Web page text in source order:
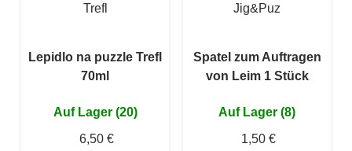
Trefl
Lepidlo na puzzle Trefl
70ml
Auf Lager (20)
6,50 €
Jig&Puz
Spatel zum Auftragen
von Leim 1 Stück
Auf Lager (8)
1,50 €